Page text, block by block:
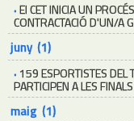
·El CET INICIA UN
CONTRACTACIÓ D'UN/A
juny (1)
· 159 ESPORTISTES DEL
PARTICIPEN A LES
maig (1)